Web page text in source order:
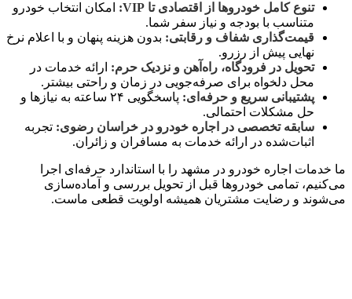
تنوع کامل خودروها از اقتصادی تا VIP:
امکان انتخاب خودرو
متناسب با بودجه و نیاز سفر شما.
قیمت‌گذاری شفاف و رقابتی: بدون هزینه پنهان و با اعلام نرخ
نهایی پیش از رزرو.
تحویل در فرودگاه، راه‌آهن و نزدیک حرم: ارائه خدمات در
محل دلخواه برای صرفه‌جویی در زمان و راحتی بیشتر.
پشتیبانی سریع و حرفه‌ای:
پاسخگویی ۲۴ ساعته به نیازها و
حل مشکلات احتمالی.
سابقه تخصصی در اجاره خودرو در خراسان رضوی: تجربه
اثبات‌شده در ارائه خدمات به مسافران و زائران.
ما خدمات اجاره خودرو در مشهد را با استاندارد حرفه‌ای اجرا
می‌کنیم، تمامی خودروها قبل از تحویل بررسی و آماده‌سازی
می‌شوند و رضایت مشتریان همیشه اولویت قطعی ماست.